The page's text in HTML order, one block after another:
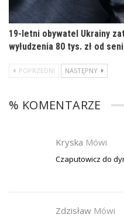
19-letni obywatel Ukrainy
wyłudzenia 80 tys. zł od
POPRZEDNI NASTĘPNY
% KOMENTARZE
Kryska Mówi
Czaputowicz do
Zdzisław Mówi